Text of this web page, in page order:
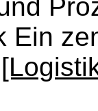
Ein